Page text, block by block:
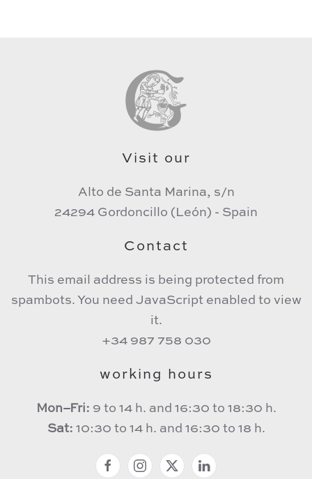
Visit our
Alto de Santa Marina, s/n
24294 Gordoncillo (León) - Spain
Contact
This email address is being protected from
spambots. You need JavaScript enabled to view
it.
+34 987 758 030
working hours
Mon–Fri: 9 to 14 h. and 16:30 to 18:30 h.
Sat: 10:30 to 14 h. and 16:30 to 18 h.